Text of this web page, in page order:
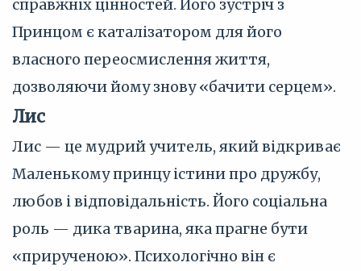
справжніх цінностей. Його зустріч з
Принцом є каталізатором для його
власного переосмислення життя,
дозволяючи йому знову «бачити серцем».
Лис
Лис — це мудрий учитель, який відкриває
Маленькому принцу істини про дружбу,
любов і відповідальність. Його соціальна
роль — дика тварина, яка прагне бути
«прирученою». Психологічно він є